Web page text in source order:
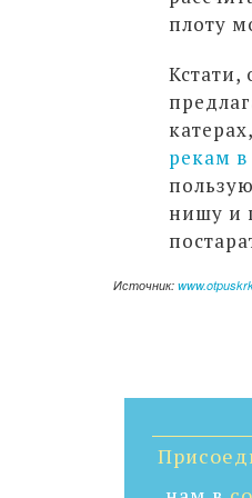
плоту
рекам
нишу и
Источник: